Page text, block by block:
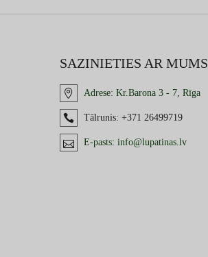
SAZINIETIES AR MUMS
Adrese: Kr.Barona 3 - 7, Rīga
Tālrunis: +371 26499719
E-pasts: info@lupatinas.lv